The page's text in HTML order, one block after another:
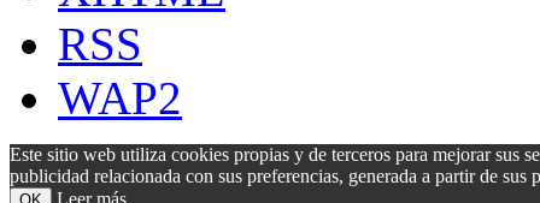
RSS
WAP2
Este sitio web utiliza cookies propias y de terceros para mejorar sus
publicidad relacionada con sus preferencias, generada a partir de